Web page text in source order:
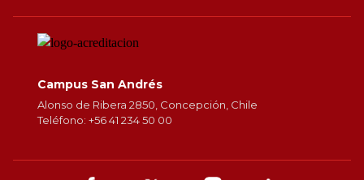
Campus San Andrés
Alonso de Ribera 2850, Concepción, Chile
Teléfono: +56 41 234 50 00